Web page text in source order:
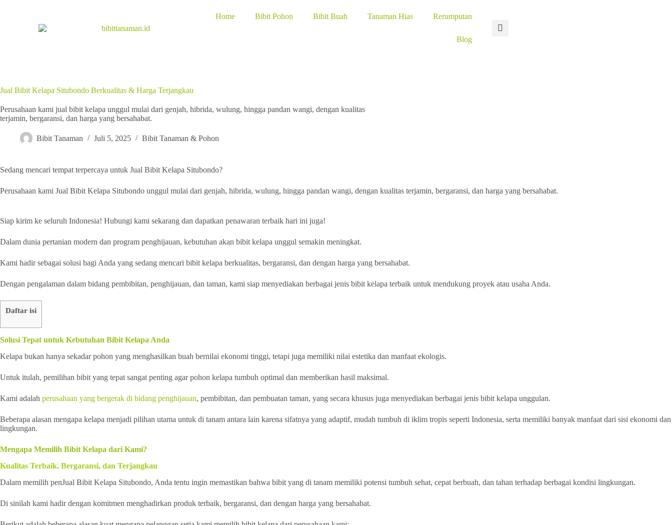
Home Bibit Pohon Bibit Buah Tanaman Hias Rerumputan
Blog
Jual Bibit Kelapa Situbondo Berkualitas & Harga Terjangkau
Perusahaan kami jual bibit kelapa unggul mulai dari genjah, hibrida, wulung, hingga pandan wangi, dengan kualitas
terjamin, bergaransi, dan harga yang bersahabat.
Bibit Tanaman Juli 5, 2025 Bibit Tanaman & Pohon
Sedang mencari tempat terpercaya untuk Jual Bibit Kelapa Situbondo?
Perusahaan kami Jual Bibit Kelapa Situbondo unggul mulai dari genjah, hibrida, wulung, hingga pandan wangi, dengan kualitas terjamin, bergaransi, dan harga yang bersahabat.
Siap kirim ke seluruh Indonesia! Hubungi kami sekarang dan dapatkan penawaran terbaik hari ini juga!
Dalam dunia pertanian modern dan program penghijauan, kebutuhan akan bibit kelapa unggul semakin meningkat.
Kami hadir sebagai solusi bagi Anda yang sedang mencari bibit kelapa berkualitas, bergaransi, dan dengan harga yang bersahabat.
Dengan pengalaman dalam bidang pembibitan, penghijauan, dan taman, kami siap menyediakan berbagai jenis bibit kelapa terbaik untuk mendukung proyek atau usaha Anda.
Daftar isi
Solusi Tepat untuk Kebutuhan Bibit Kelapa Anda
Kelapa bukan hanya sekadar pohon yang menghasilkan buah bernilai ekonomi tinggi, tetapi juga memiliki nilai estetika dan manfaat ekologis.
Untuk itulah, pemilihan bibit yang tepat sangat penting agar pohon kelapa tumbuh optimal dan memberikan hasil maksimal.
Kami adalah perusahaan yang bergerak di bidang penghijauan, pembibitan, dan pembuatan taman, yang secara khusus juga menyediakan berbagai jenis bibit kelapa unggulan.
Beberapa alasan mengapa kelapa menjadi pilihan utama untuk di tanam antara lain karena sifatnya yang adaptif, mudah tumbuh di iklim tropis seperti Indonesia, serta memiliki banyak manfaat dari sisi ekonomi dan
lingkungan.
Mengapa Memilih Bibit Kelapa dari Kami?
Kualitas Terbaik, Bergaransi, dan Terjangkau
Dalam memilih penJual Bibit Kelapa Situbondo, Anda tentu ingin memastikan bahwa bibit yang di tanam memiliki potensi tumbuh sehat, cepat berbuah, dan tahan terhadap berbagai kondisi lingkungan.
Di sinilah kami hadir dengan komitmen menghadirkan produk terbaik, bergaransi, dan dengan harga yang bersahabat.